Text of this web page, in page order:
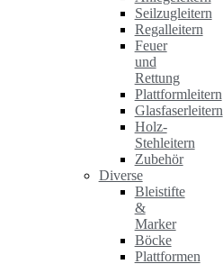
Seilzugleitern
Regalleitern
Feuer
und
Rettung
Plattformleitern
Glasfaserleitern
Holz-
Stehleitern
Zubehör
Diverse
Bleistifte
&
Marker
Böcke
Plattformen